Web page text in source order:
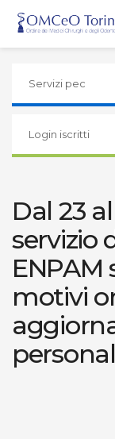
Servizi pec
Login iscritti
Dal 23
servizio
ENPAM
motivi